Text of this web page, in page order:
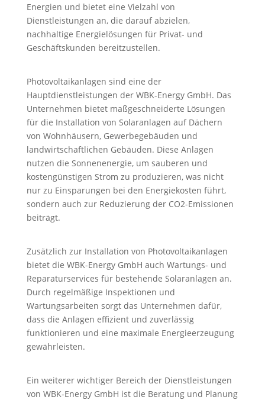
Energien und bietet eine Vielzahl von
Dienstleistungen an, die darauf abzielen,
nachhaltige Energielösungen für Privat- und
Geschäftskunden bereitzustellen.
Photovoltaikanlagen sind eine der
Hauptdienstleistungen der WBK-Energy GmbH. Das
Unternehmen bietet maßgeschneiderte Lösungen
für die Installation von Solaranlagen auf Dächern
von Wohnhäusern, Gewerbegebäuden und
landwirtschaftlichen Gebäuden. Diese Anlagen
nutzen die Sonnenenergie, um sauberen und
kostengünstigen Strom zu produzieren, was nicht
nur zu Einsparungen bei den Energiekosten führt,
sondern auch zur Reduzierung der CO2-Emissionen
beiträgt.
Zusätzlich zur Installation von Photovoltaikanlagen
bietet die WBK-Energy GmbH auch Wartungs- und
Reparaturservices für bestehende Solaranlagen an.
Durch regelmäßige Inspektionen und
Wartungsarbeiten sorgt das Unternehmen dafür,
dass die Anlagen effizient und zuverlässig
funktionieren und eine maximale Energieerzeugung
gewährleisten.
Ein weiterer wichtiger Bereich der Dienstleistungen
von WBK-Energy GmbH ist die Beratung und Planung